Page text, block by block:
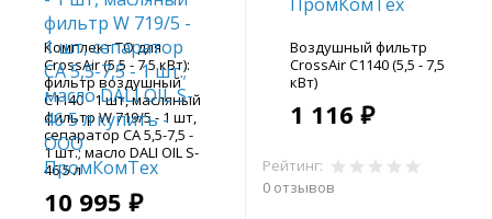
Комплект ТО для
CrossAir (5,5 - 7,5 кВт):
фильтр воздушный
C1140 - 1 шт, масляный
фильтр W 719/5 - 1 шт,
сепаратор СА 5,5-7,5 -
1 шт.; масло DALI OIL S-
46 5 л
10 995 ₽
Воздушный фильтр
CrossAir C1140 (5,5 - 7,5
кВт)
1 116 ₽
Рейтинг:
0 отзывов